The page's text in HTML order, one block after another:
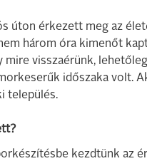
úton érkezett meg az
három óra kimenőt
mire visszaérünk,
időszaka volt.
település.
kezdtünk az